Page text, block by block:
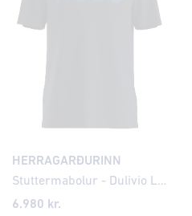
HERRAGARÐURINN
Stuttermabolur - Dulivio Logo
6.980 kr.